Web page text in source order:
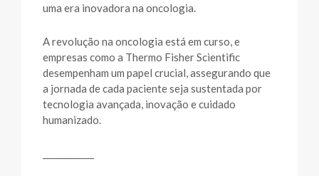
uma era inovadora na oncologia.
A revolução na oncologia está em curso, e
empresas como a Thermo Fisher Scientific
desempenham um papel crucial, assegurando que
a jornada de cada paciente seja sustentada por
tecnologia avançada, inovação e cuidado
humanizado.